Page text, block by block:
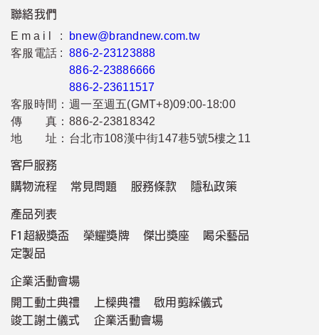
聯絡我們
Email :
bnew@brandnew.com.tw
客服電話 : 886-2-23123888
886-2-23886666
886-2-23611517
客服時間： 週一至週五(GMT+8)09:00-18:00
傳 真： 886-2-23818342
地 址： 台北市108漢中街147巷5號5樓之11
客戶服務
購物流程
常見問題 服務條款 隱私政策
產品列表
F1超級獎盃
榮耀獎牌 傑出獎座
喝采藝品
定製品
企業活動會場
開工動土典禮
上樑典禮
啟用剪綵儀式
竣工謝土儀式
企業活動會場